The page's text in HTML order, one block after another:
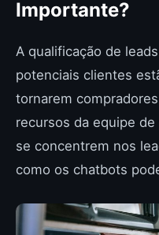
Importante?
A qualificação de
potenciais clientes
tornarem
recursos da equipe
se concentrem nos
como os chatbots